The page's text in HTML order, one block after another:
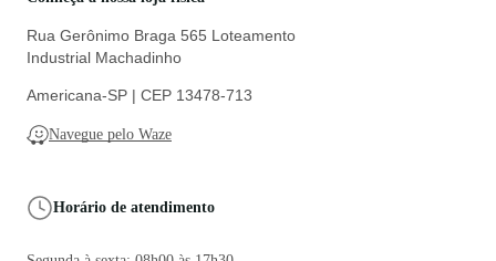
Rua Gerônimo Braga 565 Loteamento
Industrial Machadinho
Americana-SP | CEP 13478-713
Navegue pelo Waze
Horário de atendimento